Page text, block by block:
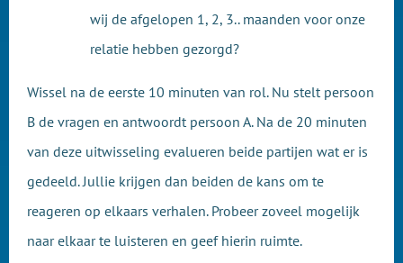
wij de afgelopen 1, 2, 3.. maanden voor onze
relatie hebben gezorgd?
Wissel na de eerste 10 minuten van rol. Nu stelt persoon
B de vragen en antwoordt persoon A. Na de 20 minuten
van deze uitwisseling evalueren beide partijen wat er is
gedeeld. Jullie krijgen dan beiden de kans om te
reageren op elkaars verhalen. Probeer zoveel mogelijk
naar elkaar te luisteren en geef hierin ruimte.